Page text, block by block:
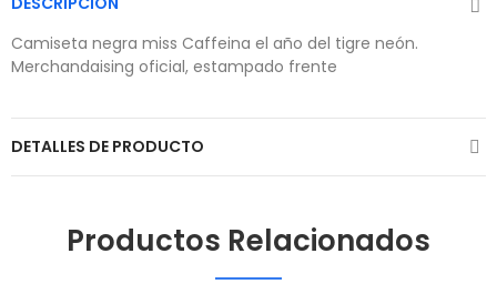
Camiseta negra miss Caffeina el año del tigre neón.
Merchandaising oficial, estampado frente
DETALLES DE PRODUCTO
Productos Relacionados